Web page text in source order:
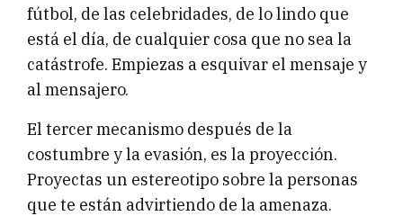
fútbol, de las celebridades, de lo lindo que
está el día, de cualquier cosa que no sea la
catástrofe. Empiezas a esquivar el mensaje y
al mensajero.
El tercer mecanismo después de la
costumbre y la evasión, es la proyección.
Proyectas un estereotipo sobre la personas
que te están advirtiendo de la amenaza.